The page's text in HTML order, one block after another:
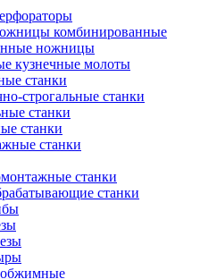
комбинированные
ножницы
кузнечные молоты
станки
строгальные станки
станки
станки
станки
станки
станки